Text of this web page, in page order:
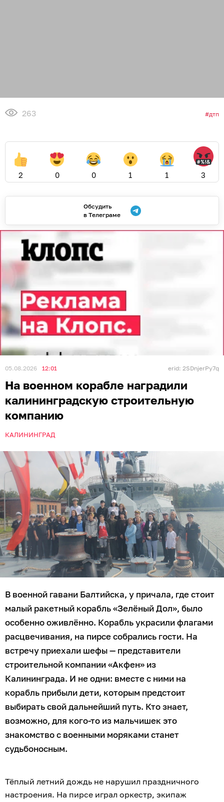
263 дтп
2 0 0 1 1 3
Обсудить
в Телеграме
05.08.2026 12:01 erid: 2SDnjerPy7q
На военном корабле наградили
калининградскую строительную
компанию
КАЛИНИНГРАД
В военной гавани Балтийска, у причала, где стоит
малый ракетный корабль «Зелёный Дол», было
особенно оживлённо. Корабль украсили флагами
расцвечивания, на пирсе собрались гости. На
встречу приехали шефы — представители
строительной компании «Акфен» из
Калининграда. И не одни: вместе с ними на
корабль прибыли дети, которым предстоит
выбирать свой дальнейший путь. Кто знает,
возможно, для кого-то из мальчишек это
знакомство с военными моряками станет
судьбоносным.
Тёплый летний дождь не нарушил праздничного
настроения. На пирсе играл оркестр, экипаж